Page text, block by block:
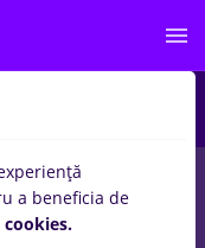
Entry-Level (< 2 ani)
a beneficia de
cookies.